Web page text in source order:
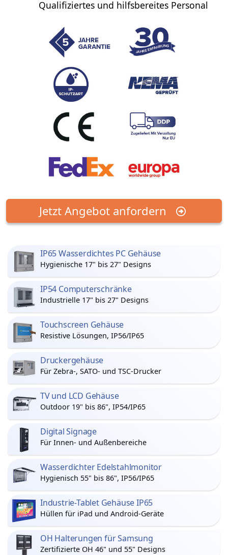
Qualifiziertes und hilfsbereites Personal
Jetzt Angebot anfordern
IP65 Wasserdichtes PC Gehäuse
Hygienische 17" bis 27" Designs
IP54 Computerschränke
Industrielle 17" bis 27" Designs
Touchscreen Gehäuse
Resistive Lösungen, IP56/IP65
Druckergehäuse
Für Zebra-, SATO- und TSC-Drucker
TV und LCD Gehäuse
Outdoor 19" bis 86", IP54/IP65
Digital Signage
Für Innen- und Außenbereiche
Wasserdichter Edelstahlmonitor
Hygienisch 55" bis 86", IP56/IP65
Industrie-Tablet Gehäuse IP65
Hüllen für iPad und Android-Geräte
OH Halterungen für Samsung
Zertifizierte OH 46" und 55" Designs